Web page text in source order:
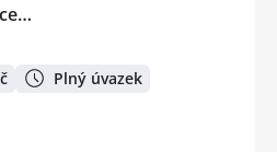
Plný úvazek